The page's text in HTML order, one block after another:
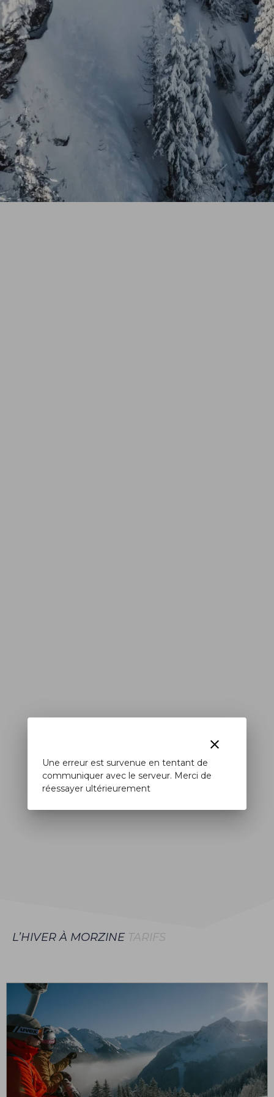
L’HIVER À MORZINE TARIFS
clear
Une erreur est survenue en tentant de
communiquer avec le serveur. Merci de
réessayer ultérieurement